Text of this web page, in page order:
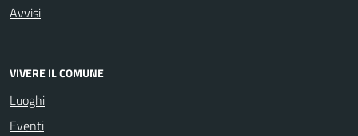
Avvisi
VIVERE IL COMUNE
Luoghi
Eventi